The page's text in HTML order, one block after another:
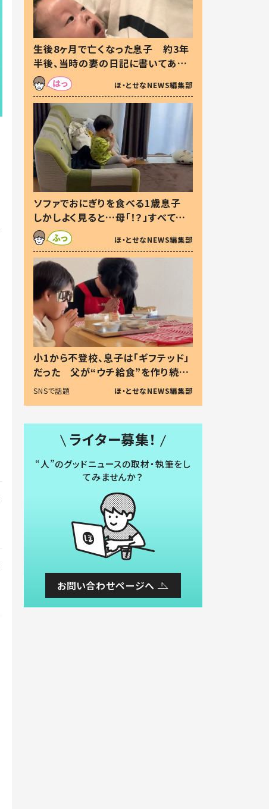
生後8ヶ月で亡くなった息子 約3年
半後、当時の妻の日記に書いてあっ
た本音とは
ほ・とせなNEWS編集部
ソファでおにぎりを食べる1歳息子
しかしよく見ると…母「！？」すべてを
察した母の投稿に「可愛いから許
す！」「現行犯〜」
ほ・とせなNEWS編集部
小1から不登校、息子は「ギフテッド」
だった 父が“ウチ給食”を作り続け
る理由とは #令和の親 #令和の子
SNSで話題 ほ・とせなNEWS編集部
ライター募集！
“人”のグッドニュースの取材・執筆をし
てみませんか？
お問い合わせページへ